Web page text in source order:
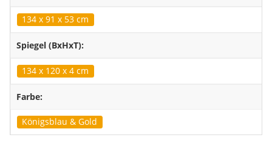
134 x 91 x 53 cm
Spiegel (BxHxT):
134 x 120 x 4 cm
Farbe:
Königsblau & Gold